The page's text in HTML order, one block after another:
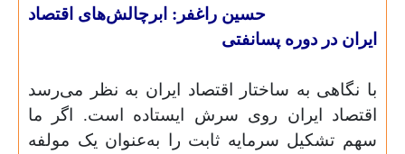
حسین راغفر: ابرچالش‌های اقتصاد
ایران در دوره پسانفتی
با نگاهی به ساختار اقتصاد ایران به نظر می‌رسد
اقتصاد ایران روی سرش ایستاده است. اگر ما
سهم تشکیل سرمایه ثابت را به‌عنوان یک مولفه